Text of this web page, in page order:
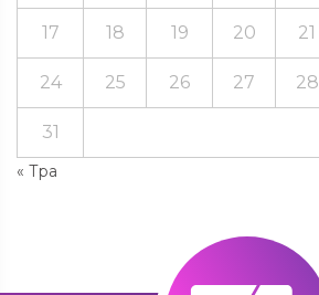
« Тра
17 18 19 20 21
24 25 26 27 28
31